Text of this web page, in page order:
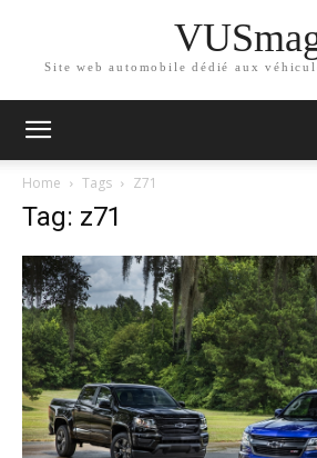
Site web automobile dédié aux
Home Tags Z71
Tag: z71